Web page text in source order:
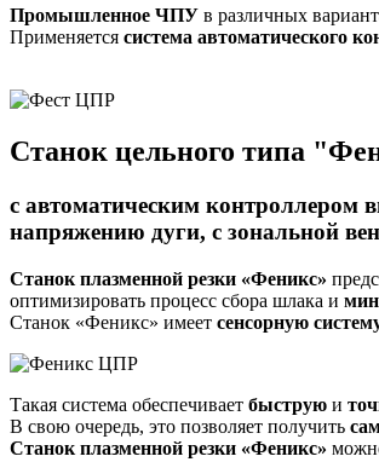
Промышленное ЧПУ в различных
Применяется система автоматического
Станок цельного типа
с автоматическим контроллером
напряжению дуги, с зональной
Станок плазменной резки «Феникс»
оптимизировать процесс сбора шлака и
Станок «Феникс» имеет сенсорную
Такая система обеспечивает быструю и
В свою очередь, это позволяет получить
Станок плазменной резки «Феникс»